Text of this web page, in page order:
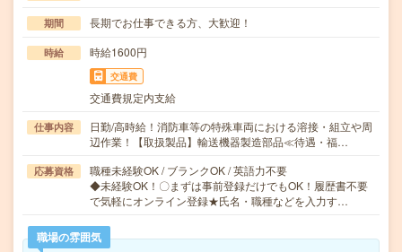
期間 長期でお仕事できる方、大歓迎！
時給 時給1600円
交通費
交通費規定内支給
仕事内容
日勤/高時給！消防車等の特殊車両における溶接・組立や周
辺作業！【取扱製品】輸送機器製造部品≪待遇・福…
応募資格
職種未経験OK / ブランクOK / 英語力不要
◆未経験OK！〇まずは事前登録だけでもOK！履歴書不要
で気軽にオンライン登録★氏名・職種などを入力す…
職場の雰囲気